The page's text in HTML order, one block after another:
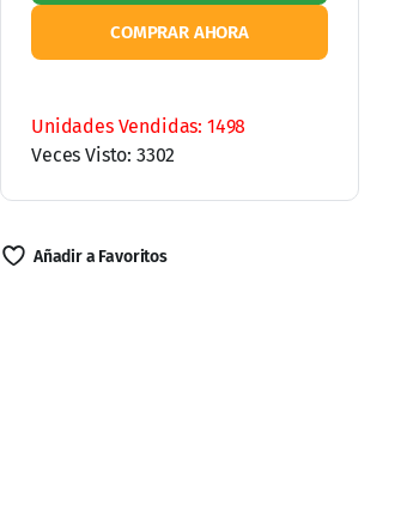
Salmon
Salvaje
con
Cápsulas
COMPRAR AHORA